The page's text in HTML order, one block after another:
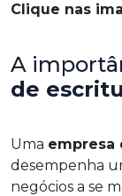
Clique nas
A
de
Uma empresa
desempenha
negócios a se